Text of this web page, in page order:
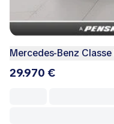
Mercedes-Benz Classe
29.970 €